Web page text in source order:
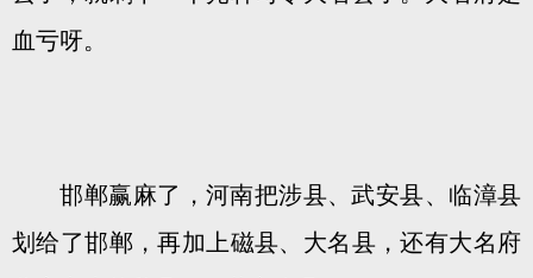
血亏呀。
邯郸赢麻了，河南把涉县、武安县、临漳县
划给了邯郸，再加上磁县、大名县，还有大名府